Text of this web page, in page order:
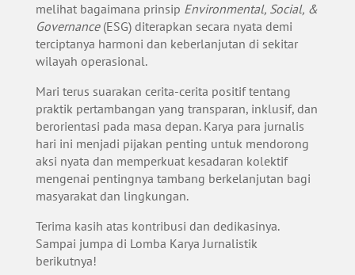
melihat bagaimana prinsip Environmental, Social, &
Governance (ESG) diterapkan secara nyata demi
terciptanya harmoni dan keberlanjutan di sekitar
wilayah operasional.
Mari terus suarakan cerita-cerita positif tentang
praktik pertambangan yang transparan, inklusif, dan
berorientasi pada masa depan. Karya para jurnalis
hari ini menjadi pijakan penting untuk mendorong
aksi nyata dan memperkuat kesadaran kolektif
mengenai pentingnya tambang berkelanjutan bagi
masyarakat dan lingkungan.
Terima kasih atas kontribusi dan dedikasinya.
Sampai jumpa di Lomba Karya Jurnalistik
berikutnya!